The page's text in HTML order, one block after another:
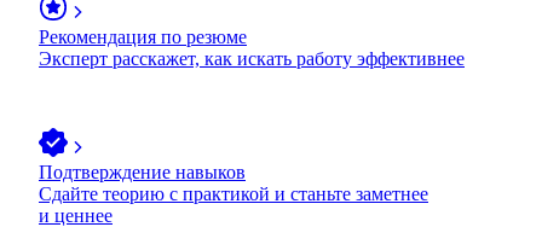
Рекомендация по резюме
Эксперт расскажет, как искать работу эффективнее
Подтверждение навыков
Сдайте теорию с практикой и станьте заметнее
и ценнее